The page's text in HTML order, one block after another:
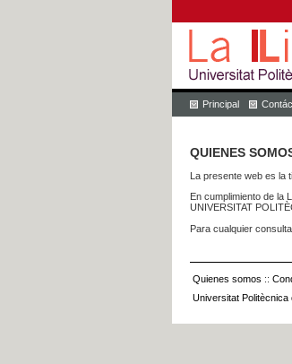
Principal
QUIENES
La presente web es la
En cumplimiento de la
UNIVERSITAT
Para cualquier
Quienes somos ::
Universitat Politècnica